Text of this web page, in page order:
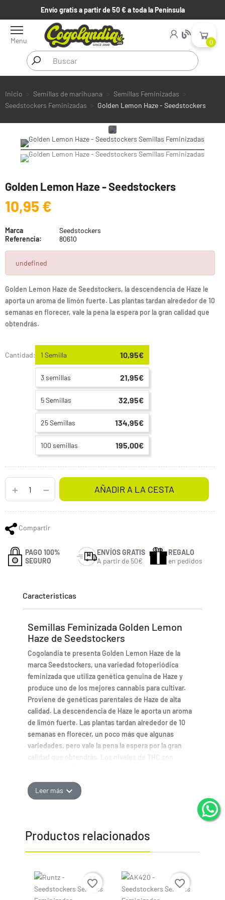
Envío gratis a partir de 50 € a toda la Península
Menu 0
Inicio Semillas de marihuana
Semillas Feminizadas
Seedstockers Feminizadas
Golden Lemon Haze - Seedstockers
Golden Lemon Haze - Seedstockers
10,95 €
Marca
Seedstockers
Referencia:
80610
undefined
Golden Lemon Haze de Seedstockers, la descendencia de Haze le
aporta un aroma de limón fuerte. Las plantas tardan alrededor de 10
semanas en florecer, vale la pena la espera por la gran calidad que
obtendrás.
Cantidad: 1 Semilla 10,95€
3 semillas 21,95€
5 Semillas 32,95€
25 Semillas 134,95€
100 semillas 195,00€
AÑADIR A LA CESTA
Compartir
PAGO 100%
SEGURO
ENVÍOS GRATIS
A partir de 50€
REGALO
en pedidos
Caracteristicas
Semillas Feminizada Golden Lemon
Haze de Seedstockers
Cogolandia te presenta Golden Lemon Haze de la
marca Seedstockers, una variedad fotoperiódica
feminizada que utiliza genética genuina de Haze y
produce uno de los mejores cannabis para cultivar.
Proviene de genéticas parentales de Haze de alta
calidad. La descendencia de Haze le aporta un aroma
de limón fuerte. Las plantas tardan alrededor de 10
semanas en florecer, un poco más que algunas
variedades, pero vale la pena la espera por la gran
rendimientos.
¿Qué sabor esperar de esta Variedad?
influencia cítrica, ofreciendo una experiencia de
Cultivo de Golden Lemon Haze en Exterior
Para el cultivo de esta semilla de Cannabis en exterior,
Leer más expand_more
Productos relacionados
Precio favorite_border Precio favorite_border